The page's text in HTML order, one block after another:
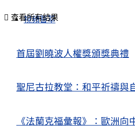
視頻薈萃
首屆劉曉波人權獎頒獎典禮
聖尼古拉教堂：和平祈禱與
《法蘭克福彙報》：歐洲向
查看所有結果